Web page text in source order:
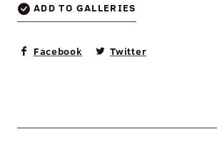
ADD TO GALLERIES
Facebook Twitter